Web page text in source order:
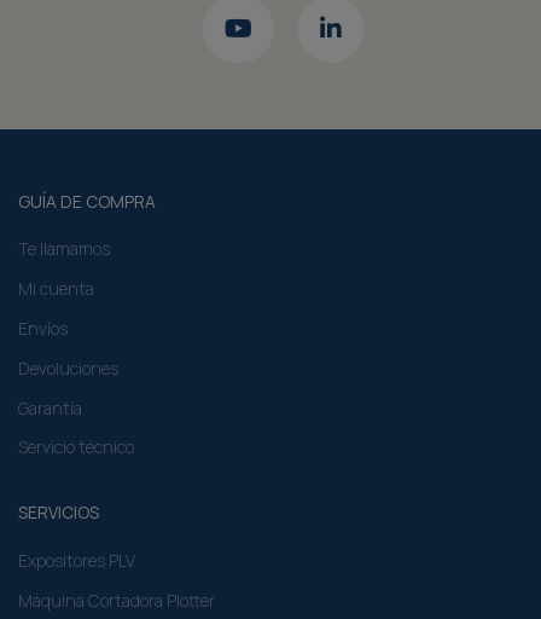
GUÍA DE COMPRA
Te llamamos
Mi cuenta
Envíos
Devoluciones
Garantía
Servicio técnico
SERVICIOS
Expositores PLV
Máquina Cortadora Plotter